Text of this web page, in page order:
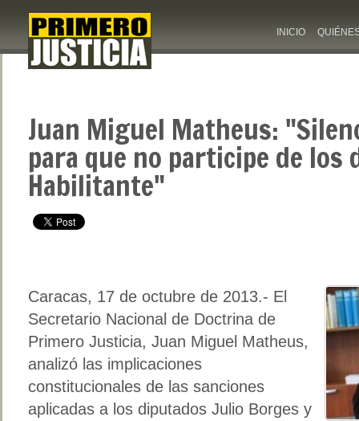
INICIO
Juan Miguel Matheus:
para que no participe de los
Habilitante"
Caracas, 17 de octubre de 2013.- El
Secretario Nacional de Doctrina de
Primero Justicia, Juan Miguel Matheus,
analizó las implicaciones
constitucionales de las sanciones
aplicadas a los diputados Julio Borges y